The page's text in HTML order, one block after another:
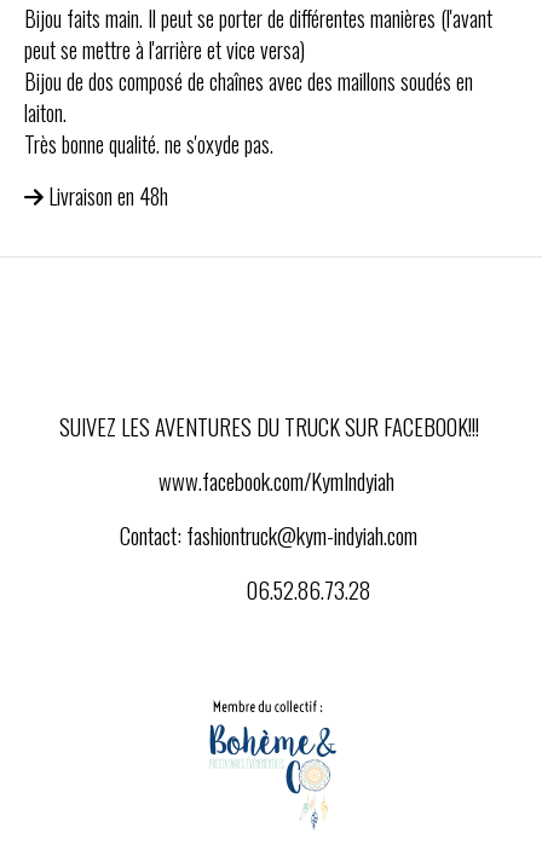
Bijou faits main. Il peut se porter de différentes manières (l'avant
peut se mettre à l'arrière et vice versa)
Bijou de dos composé de chaînes avec des maillons soudés en
laiton.
Très bonne qualité. ne s'oxyde pas.
Livraison en 48h
SUIVEZ LES AVENTURES DU TRUCK SUR FACEBOOK!!!
www.facebook.com/KymIndyiah
Contact:fashiontruck@kym-indyiah.com
06.52.86.73.28